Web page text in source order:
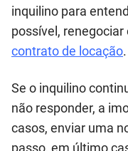
inquilino para
possível,
contrato de locação.
Se o inquilino
não responder, a
casos, enviar uma